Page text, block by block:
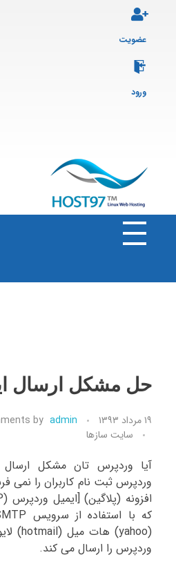
عضویت
ورود
هاست ۹۷ارائه سرویس هاست لینوکس و ثبت دامنه
حل مشکل ارسال
۱۹ مرداد ۱۳۹۳ by admin
سایت سازها
آیا وردپرس تان مشکل ارسال
وردپرس ثبت نام کاربران را
وردپرس را ارسال می کند.